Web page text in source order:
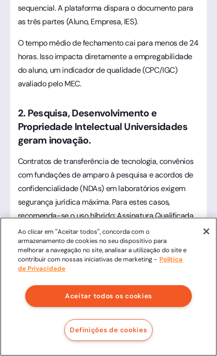
sequencial. A plataforma dispara o documento para
as três partes (Aluno, Empresa, IES).
O tempo médio de fechamento cai para menos de 24
horas. Isso impacta diretamente a empregabilidade
do aluno, um indicador de qualidade (CPC/IGC)
avaliado pelo MEC.
2. Pesquisa, Desenvolvimento e
Propriedade Intelectual Universidades
geram inovação.
Contratos de transferência de tecnologia, convênios
com fundações de amparo à pesquisa e acordos de
confidencialidade (NDAs) em laboratórios exigem
segurança jurídica máxima. Para estes casos,
recomenda-se o uso híbrido: Assinatura Qualificada
(ICP-Brasil) para os representantes legais da IES e
parceiros corporativos, garantindo validade
internacional e não-repúdio absoluto, essencial para
proteção de patentes e royalties.
Assinatura via WhatsApp para
Universidades: Mais eficiência nos
processos estudantis
Ao clicar em "Aceitar todos", concorda com o
armazenamento de cookies no seu dispositivo para
melhorar a navegação no site, analisar a utilização do site e
contribuir com nossas iniciativas de marketing - Política
de Privacidade
Aceitar todos os cookies
Definições de cookies